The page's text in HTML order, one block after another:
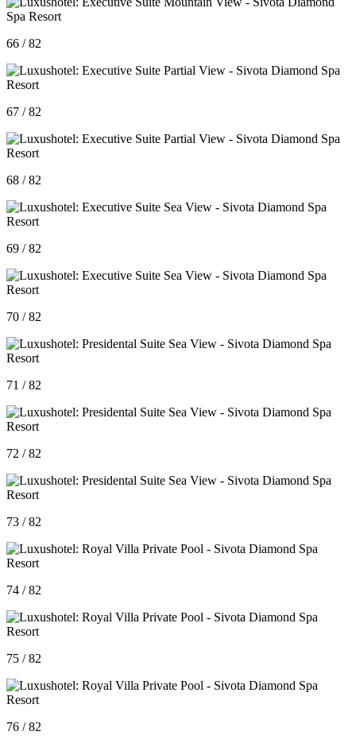
66 / 82
67 / 82
68 / 82
69 / 82
70 / 82
71 / 82
72 / 82
73 / 82
74 / 82
75 / 82
76 / 82